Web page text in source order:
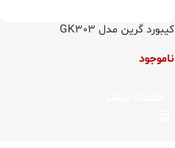
کیبورد گرین مدل GK303
ناموجود